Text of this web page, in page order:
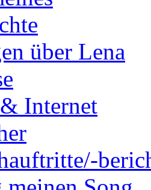
über Lena
Internet